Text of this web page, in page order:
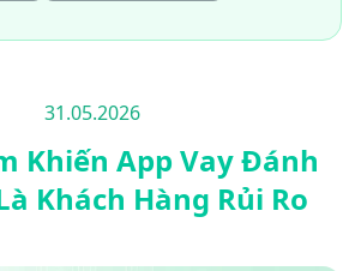
31.05.2026
Khiến App Vay Đánh
Khách Hàng Rủi Ro